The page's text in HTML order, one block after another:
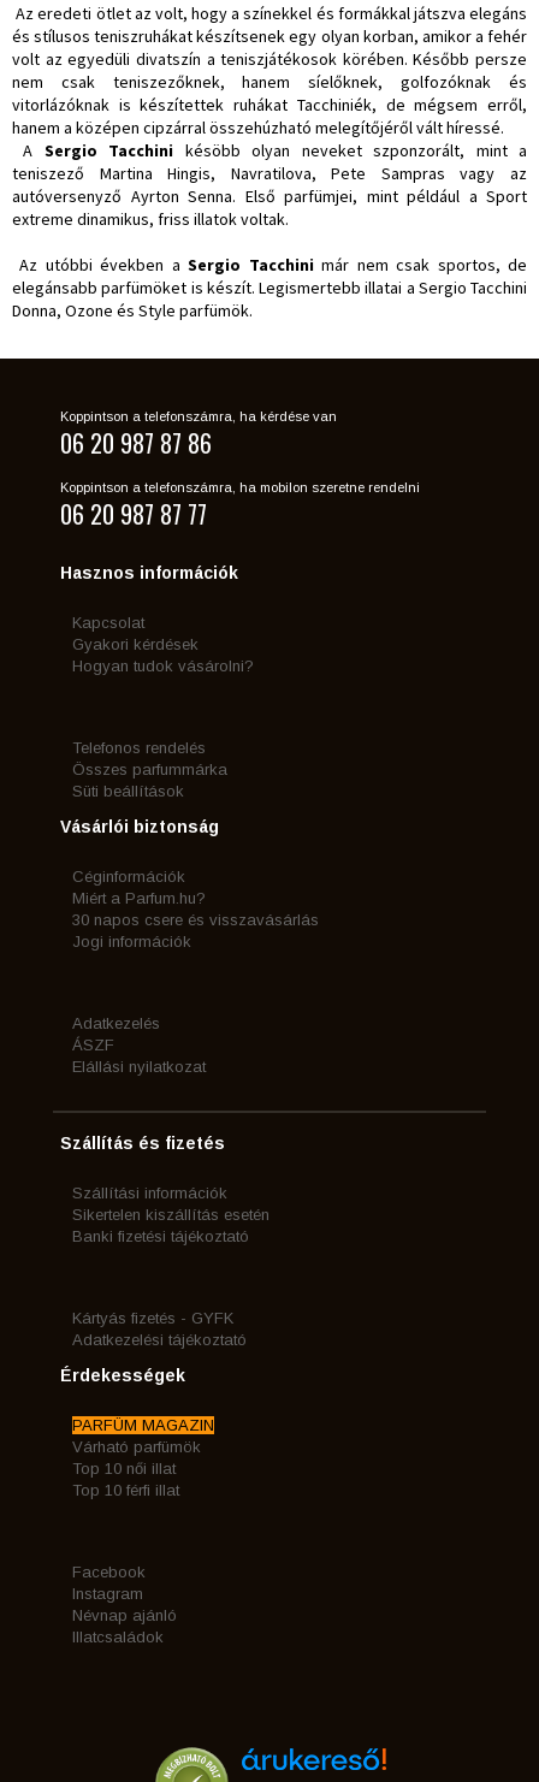
Az eredeti ötlet az volt, hogy a színekkel és formákkal játszva elegáns
és stílusos teniszruhákat készítsenek egy olyan korban, amikor a fehér
volt az egyedüli divatszín a teniszjátékosok körében. Később persze
nem csak teniszezőknek, hanem síelőknek, golfozóknak és
vitorlázóknak is készítettek ruhákat Tacchiniék, de mégsem erről,
hanem a középen cipzárral összehúzható melegítőjéről vált híressé.
A Sergio Tacchini késöbb olyan neveket szponzorált, mint a
teniszező Martina Hingis, Navratilova, Pete Sampras vagy az
autóversenyző Ayrton Senna. Első parfümjei, mint például a Sport
extreme dinamikus, friss illatok voltak.
Az utóbbi években aSergio Tacchinimár nem csak sportos, de
elegánsabb parfümöket is készít. Legismertebb illatai a Sergio Tacchini
Donna, Ozone és Style parfümök.
Koppintson a telefonszámra, ha kérdése van
06 20 987 87 86
Koppintson a telefonszámra, ha mobilon szeretne rendelni
06 20 987 87 77
Hasznos információk
Kapcsolat
Gyakori kérdések
Hogyan tudok vásárolni?
Telefonos rendelés
Összes parfummárka
Süti beállítások
Vásárlói biztonság
Céginformációk
Miért a Parfum.hu?
30 napos csere és visszavásárlás
Jogi információk
Adatkezelés
ÁSZF
Elállási nyilatkozat
Szállítás és fizetés
Szállítási információk
Sikertelen kiszállítás esetén
Banki fizetési tájékoztató
Kártyás fizetés - GYFK
Adatkezelési tájékoztató
Érdekességek
PARFÜM MAGAZIN
Várható parfümök
Top 10 női illat
Top 10 férfi illat
Facebook
Instagram
Névnap ajánló
Illatcsaládok